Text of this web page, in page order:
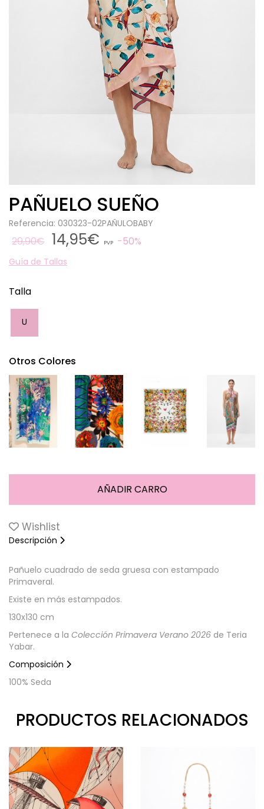
PAÑUELO SUEÑO
Referencia: 030323-02PAÑULOBABY
29,90€ 14,95€ PVP 50%
Guía de Tallas
Talla
U
Otros Colores
Wishlist
Descripción
Pañuelo cuadrado de seda gruesa con estampado
Primaveral.
Existe en más estampados.
130x130 cm
Pertenece a la Colección Primavera Verano 2026 de Teria
Yabar.
Composición
100% Seda
PRODUCTOS RELACIONADOS